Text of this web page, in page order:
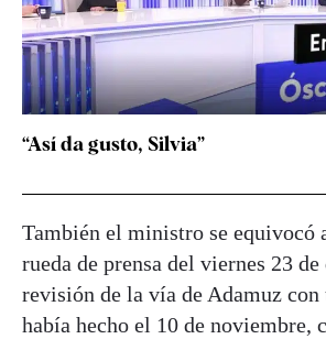
“Así da gusto, Silvia”
También el ministro se equivocó
rueda de prensa del viernes 23
revisión de la vía de Adamuz con
había hecho el 10 de noviembre,